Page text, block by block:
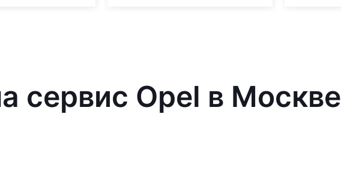
сервис Opel в Москве